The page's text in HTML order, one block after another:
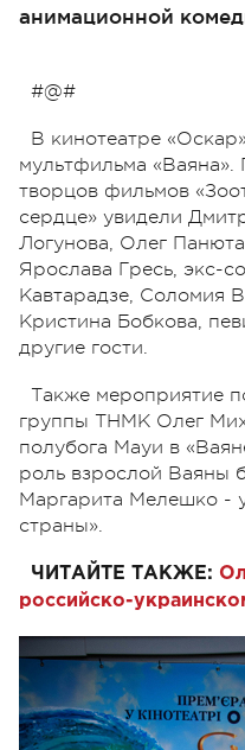
анимационной
#@#
В кинотеатре
мультфильма
творцов фильмов
сердце» увидели
Логунова, Олег
Ярослава Гресь, экс-
Кавтарадзе, Соломия
Кристина Бобкова,
другие гости.
Также мероприятие
группы ТНМК Олег
полубога Мауи в
роль взрослой Ваяны
Маргарита Мелешко -
страны».
ЧИТАЙТЕ ТАКЖЕ:
российско-